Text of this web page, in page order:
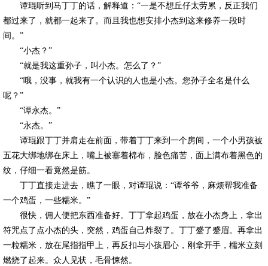
谭琨听到马丁丁的话，解释道：“一是不想丘仔太劳累，反正我们
都过来了，就都一起来了。而且我也想安排小杰到这来修养一段时
间。”
“小杰？”
“就是我这重孙子，叫小杰。怎么了？”
“哦，没事，就我有一个认识的人也是小杰。您孙子全名是什么
呢？”
“谭永杰。”
“永杰。”
谭琨跟丁丁并肩走在前面，带着丁丁来到一个房间，一个小男孩被
五花大绑地绑在床上，嘴上被塞着棉布，脸色痛苦，面上满布着黑色的
纹，仔细一看竟然是筋。
丁丁直接走进去，瞧了一眼，对谭琨说：“谭爷爷，麻烦帮我准备
一个鸡蛋，一些糯米。”
很快，佣人便把东西准备好。丁丁拿起鸡蛋，放在小杰身上，拿出
符咒点了点小杰的头，突然，鸡蛋自己炸裂了。丁丁蹙了蹙眉。再拿出
一粒糯米，放在尾指指甲上，再反扣与小孩眉心，刚拿开手，檽米立刻
燃烧了起来。众人见状，毛骨悚然。